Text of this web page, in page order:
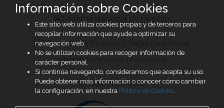
Agencia de Colocación 1600000091
Colaboradores
Información sobre Cookies
Este sitio web utiliza cookies propias y de terceros para
recopilar información que ayude a optimizar su
navegación web.
No se utilizan cookies para recoger información de
carácter personal.
Si continúa navegando, consideramos que acepta su uso.
Puede obtener más información o conocer cómo cambiar
la configuración, en nuestra Política de Cookies.